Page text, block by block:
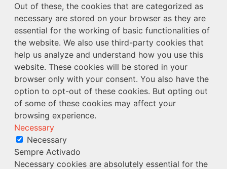
Out of these, the cookies that are categorized as
necessary are stored on your browser as they are
essential for the working of basic functionalities of
the website. We also use third-party cookies that
help us analyze and understand how you use this
website. These cookies will be stored in your
browser only with your consent. You also have the
option to opt-out of these cookies. But opting out
of some of these cookies may affect your
browsing experience.
Necessary
Necessary
Sempre Activado
Necessary cookies are absolutely essential for the